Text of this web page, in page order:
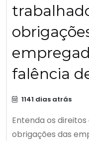
falência
1141 dias atrás
Entenda os
obrigações das